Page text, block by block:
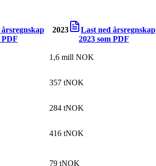
PDF
2023
Last ned årsregnskap
2023 som PDF
1,6 mill NOK
357 tNOK
284 tNOK
416 tNOK
79 tNOK